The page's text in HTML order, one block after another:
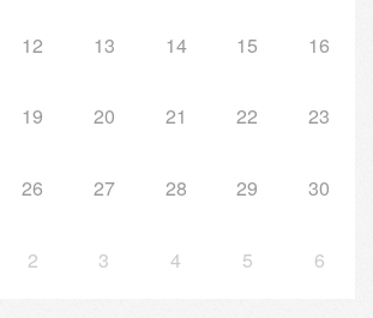
12 13 14 15 16
19 20 21 22 23
26 27 28 29 30
2 3 4 5 6